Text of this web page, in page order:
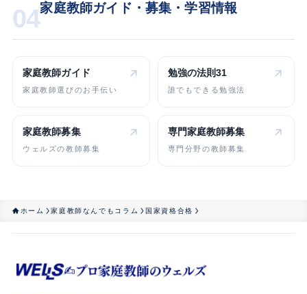
04家庭教師ガイド・募集・学習情報
家庭教師ガイド
家庭教師選びのお手伝い
勉強の法則31
誰でもできる勉強法
家庭教師募集
ウェルズの教師募集
専門家庭教師募集
専門分野の教師募集
ホーム 家庭教師なんでもコラム 国家資格合格